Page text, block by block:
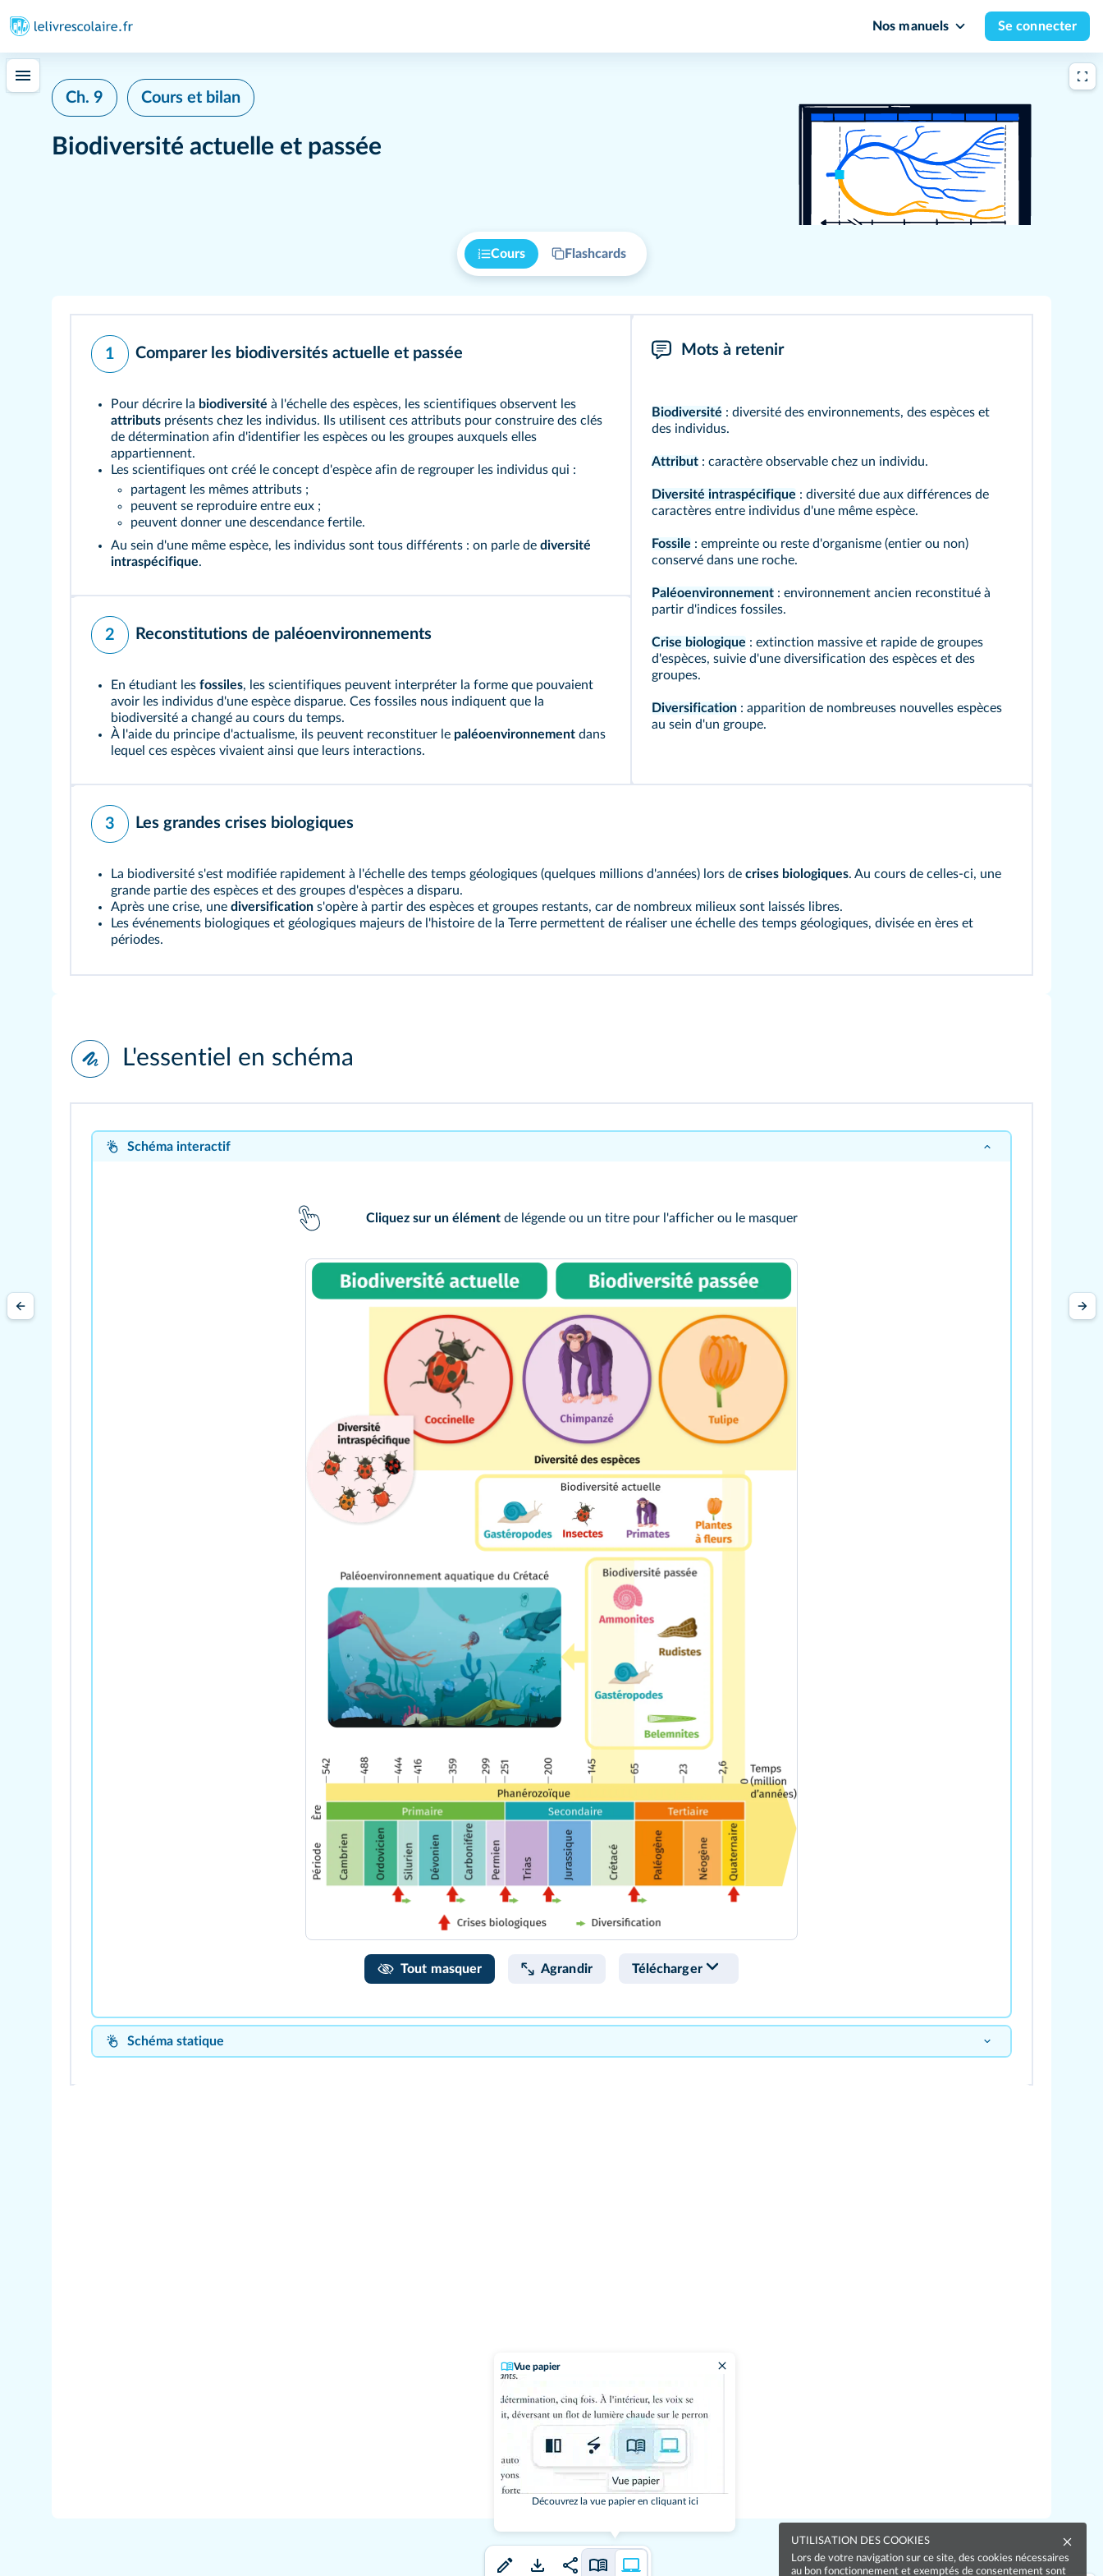
Nos manuels Se connecter
Vue papier
Découvrez la vue papier en cliquant ici
Ch. 9 Cours et bilan
Biodiversité actuelle et passée
Cours Flashcards
1 Comparer les biodiversités actuelle et passée
Pour décrire la biodiversité à l'échelle des espèces, les scientifiques observent les
attributs présents chez les individus. Ils utilisent ces attributs pour construire des clés
de détermination afin d'identifier les espèces ou les groupes auxquels elles
appartiennent.
Les scientifiques ont créé le concept d'espèce afin de regrouper les individus qui :
partagent les mêmes attributs ;
peuvent se reproduire entre eux ;
peuvent donner une descendance fertile.
Au sein d'une même espèce, les individus sont tous différents : on parle de diversité
intraspécifique.
2 Reconstitutions de paléoenvironnements
En étudiant les fossiles, les scientifiques peuvent interpréter la forme que pouvaient
avoir les individus d'une espèce disparue. Ces fossiles nous indiquent que la
biodiversité a changé au cours du temps.
À l'aide du principe d'actualisme, ils peuvent reconstituer le paléoenvironnement dans
lequel ces espèces vivaient ainsi que leurs interactions.
Mots à retenir
Biodiversité : diversité des environnements, des espèces et
des individus.
Attribut: caractère observable chez un individu.
Diversité intraspécifique : diversité due aux différences de
caractères entre individus d'une même espèce.
Fossile : empreinte ou reste d'organisme (entier ou non)
conservé dans une roche.
Paléoenvironnement: environnement ancien reconstitué à
partir d'indices fossiles.
Crise biologique : extinction massive et rapide de groupes
d'espèces, suivie d'une diversification des espèces et des
groupes.
Diversification: apparition de nombreuses nouvelles espèces
au sein d'un groupe.
3 Les grandes crises biologiques
La biodiversité s'est modifiée rapidement à l'échelle des temps géologiques (quelques millions d'années) lors de crises biologiques. Au cours de celles-ci, une
grande partie des espèces et des groupes d'espèces a disparu.
Après une crise, une diversification s'opère à partir des espèces et groupes restants, car de nombreux milieux sont laissés libres.
Les événements biologiques et géologiques majeurs de l'histoire de la Terre permettent de réaliser une échelle des temps géologiques, divisée en ères et
périodes.
L'essentiel en schéma
Schéma interactif
Cliquez sur un élément de légende ou un titre pour l'afficher ou le masquer
Tout masquer Agrandir Télécharger
Schéma statique
UTILISATION DES COOKIES
Lors de votre navigation sur ce site, des cookies nécessaires
au bon fonctionnement et exemptés de consentement sont